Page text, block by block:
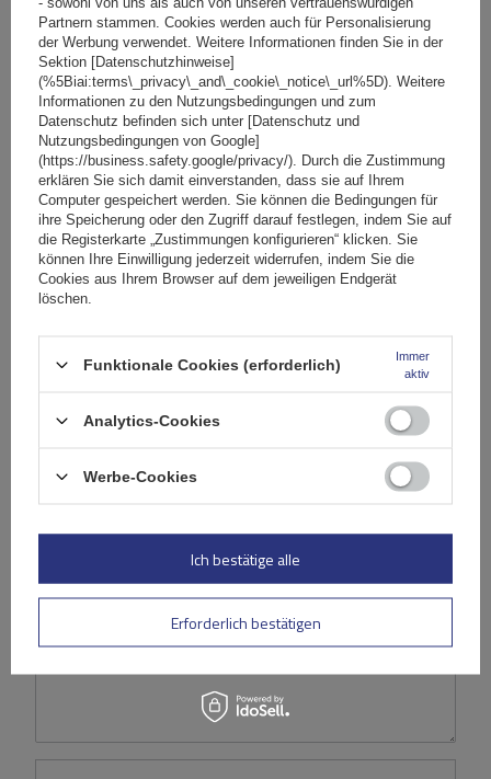
Aufgrund baulicher Unterschiede zwischen Fahrzeugen lohnt
es sich,vor dem Kauf inder Fahrzeuganleitung
nachzuschauen, ob der Hersteller die Verwendung von
Standardketten mit der angegebenen Gliederstärke zulässt.
Spezifikation
Das Produkt passt zu Autos
Lieferung
Stelle eine Frage
Bewertungen (0)
Ihre Bewertung schreiben
Ihre Note:
5/5
Inhalt Ihrer Bewertung
Partnern stammen. Cookies werden auch für Personalisierung
der Werbung verwendet. Weitere Informationen finden Sie in der
Sektion [Datenschutzhinweise]
(%5Biai:terms\_privacy\_and\_cookie\_notice\_url%5D). Weitere
Informationen zu den Nutzungsbedingungen und zum
Datenschutz befinden sich unter [Datenschutz und
Nutzungsbedingungen von Google]
(https://business.safety.google/privacy/). Durch die Zustimmung
erklären Sie sich damit einverstanden, dass sie auf Ihrem
Computer gespeichert werden. Sie können die Bedingungen für
ihre Speicherung oder den Zugriff darauf festlegen, indem Sie auf
die Registerkarte „Zustimmungen konfigurieren“ klicken. Sie
können Ihre Einwilligung jederzeit widerrufen, indem Sie die
Cookies aus Ihrem Browser auf dem jeweiligen Endgerät
löschen.
Funktionale Cookies (erforderlich)
Immer
aktiv
Analytics-Cookies
Werbe-Cookies
Erforderlich bestätigen
Ich bestätige alle